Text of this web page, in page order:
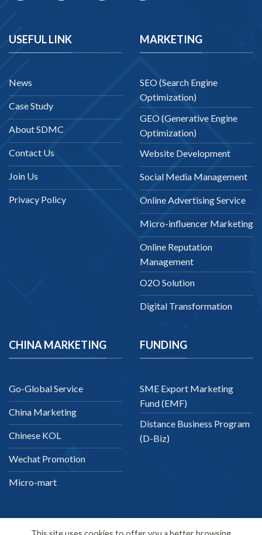
USEFUL LINK
News
Case Study
About SDMC
Contact Us
Join Us
Privacy Policy
MARKETING
SEO (Search Engine
Optimization)
GEO (Generative Engine
Optimization)
Website Development
Social Media Management
Online Advertising Service
Micro-influencer Marketing
Online Reputation
Management
O2O Solution
Digital Transformation
CHINA MARKETING
Go-Global Service
China Marketing
Chinese KOL
Wechat Promotion
Micro-mart
FUNDING
SME Export Marketing
Fund (EMF)
Distance Business Program
(D-Biz)